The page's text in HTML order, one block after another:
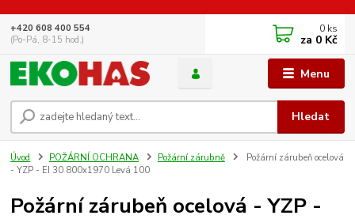
Menu
Hledat
+420 608 400 554
(Po-Pá, 8-15 hod.)
0 ks
za 0 Kč
Úvod POŽÁRNÍ OCHRANA Požární zárubně
Požární zárubeň ocelová
- YZP - EI 30 800x1970 Levá 100
Požární zárubeň ocelová - YZP -